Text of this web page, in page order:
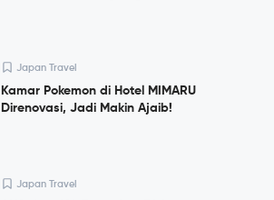
Japan Travel
Kamar Pokemon di Hotel MIMARU
Direnovasi, Jadi Makin Ajaib!
Japan Travel